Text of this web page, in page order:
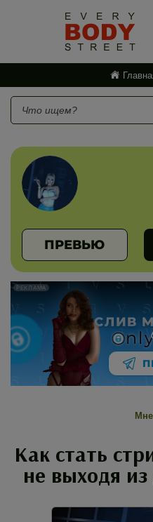
ПРЕВЬЮ
РЕКЛАМА
СЛИВ
Как стать
не выходя